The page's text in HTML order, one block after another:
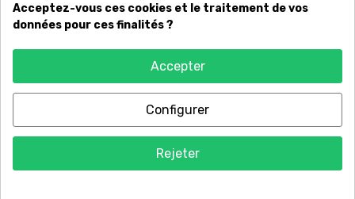
Copyright © RêvonsBijoux. Marque déposée - Conception et
maintenance par
Acceptez-vous ces cookies et le traitement de vos
données pour ces finalités ?
Accepter
Configurer
Rejeter
9.2/10